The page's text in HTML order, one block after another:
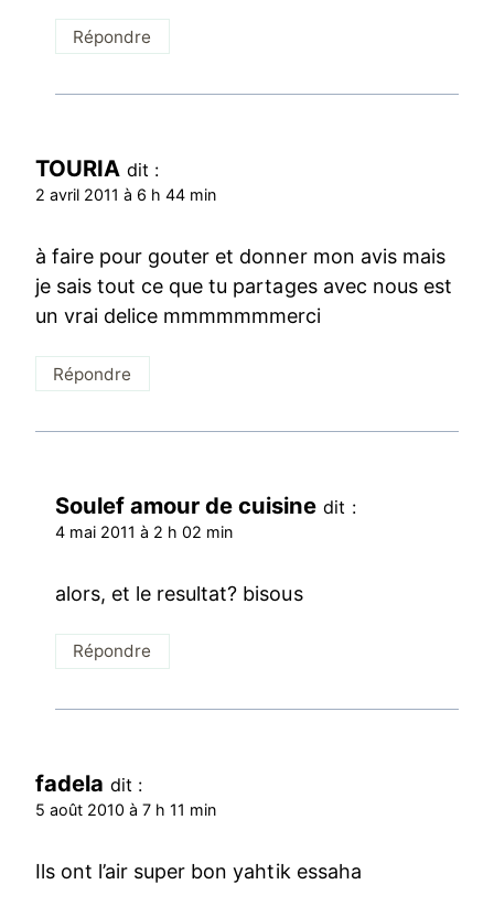
Répondre
TOURIA dit :
2 avril 2011 à 6 h 44 min
à faire pour gouter et donner mon avis mais
je sais tout ce que tu partages avec nous est
un vrai delice mmmmmmmerci
Répondre
Soulef amour de cuisine dit :
4 mai 2011 à 2 h 02 min
alors, et le resultat? bisous
Répondre
fadela dit :
5 août 2010 à 7 h 11 min
Ils ont l’air super bon yahtik essaha